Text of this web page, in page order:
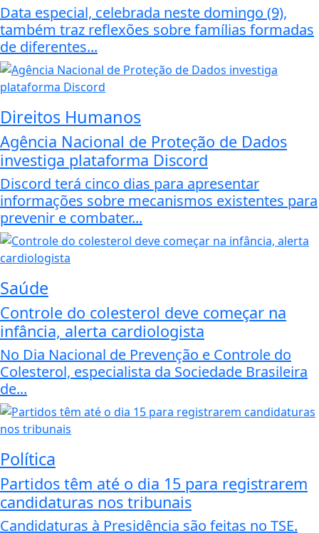
Data especial, celebrada neste domingo (9),
também traz reflexões sobre famílias formadas
de diferentes...
Direitos Humanos
Agência Nacional de Proteção de Dados
investiga plataforma Discord
Discord terá cinco dias para apresentar
informações sobre mecanismos existentes para
prevenir e combater...
Saúde
Controle do colesterol deve começar na
infância, alerta cardiologista
No Dia Nacional de Prevenção e Controle do
Colesterol, especialista da Sociedade Brasileira
de...
Política
Partidos têm até o dia 15 para registrarem
candidaturas nos tribunais
Candidaturas à Presidência são feitas no TSE.